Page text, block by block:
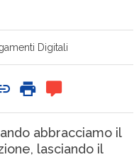
Digitali
abbracciamo il
lasciando il